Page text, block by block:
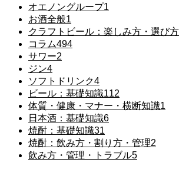
オエノングループ1
お酒全般1
クラフトビール：楽しみ方・選び方
コラム494
サワー2
ジン4
ソフトドリンク4
ビール：基礎知識112
体質・健康・マナー・横断知識1
日本酒：基礎知識6
焼酎：基礎知識31
焼酎：飲み方・割り方・管理2
飲み方・管理・トラブル5